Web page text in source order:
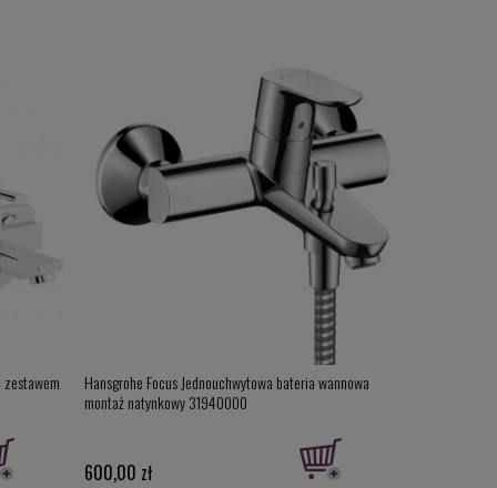
Hansgrohe Focus Jednouchwytowa bateria wannowa
montaż natynkowy 31940000
600,00 zł